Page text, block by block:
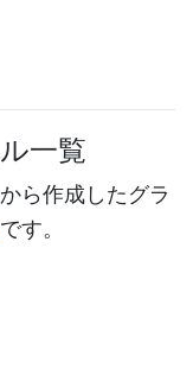
一覧
ら作成したグラ
です。